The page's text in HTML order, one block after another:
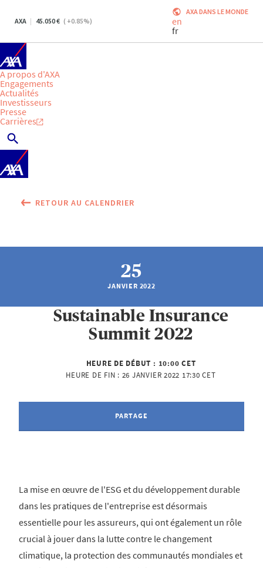
AXA 45.050 ( +0.85%)
AXA DANS LE MONDE
en
fr
A propos d'AXA
Engagements
Actualités
Investisseurs
Presse
Carrières
RETOUR AU CALENDRIER
25
JANVIER 2022
Sustainable Insurance
Summit 2022
HEURE DE DÉBUT : 10:00 CET
HEURE DE FIN : 26 JANVIER 2022 17:30 CET
PARTAGE
La mise en œuvre de l'ESG et du développement durable
dans les pratiques de l'entreprise est désormais
essentielle pour les assureurs, qui ont également un rôle
crucial à jouer dans la lutte contre le changement
climatique, la protection des communautés mondiales et